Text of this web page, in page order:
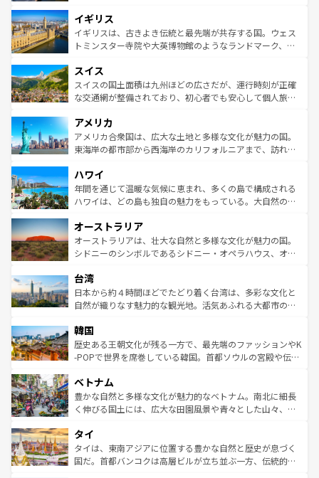
いる。シャンパンの発祥地であるランス、プロヴァンスの
香り高いラベンダー畑など、多彩な楽しみ方が可能だ。さ
らに、パリ以外の地域にも魅力が溢れており、どの街角に
れる地方に足を運ぶとそれぞれで全く異なる文化を体験で
きるだろう。 なお、新着のフランス情報はコンテンツ一覧
を参照してほしい。
顔を持つこの国は、どこを歩いても飽きることがない。ベ
ルリンの文化的活気、バイエルン州のアルプスの絶景、そ
してライン川沿いのワイン畑といった風景は必見。ビール
は、お酒好きな人にはぜひ体験してほしい。 なお、新着の
ドイツ情報はコンテンツ一覧を参照してほしい。
イギリス
イギリスは、古きよき伝統と最先端が共存する国。ウェス
トミンスター寺院や大英博物館のようなランドマーク、歴
リアごとに異なる魅力がある。また、優雅なアフタヌーン
ティー、ビール好きにはたまらない英国パブ、サッカー観
戦など、本場だからこそできる体験も豊富。イギリスを旅
ンツ一覧を参照してほしい。
スイス
スイスの国土面積は九州ほどの広さだが、運行時刻が正確
な交通網が整備されており、初心者でも安心して個人旅行
の建物がそのまま残る町や、スイスならではのユニークな
博物館もあり、アルプス観光だけでなく町歩きも満喫する
ことができる。国民の所得が高いため物価も高いが、旅行
ば市内交通費無料で観光を楽しむこともできる。 なお、新
着のスイス情報はコンテンツ一覧 を参照してほしい。
アメリカ
アメリカ合衆国は、広大な土地と多様な文化が魅力の国。
東海岸の都市部から西海岸のカリフォルニアまで、訪れる
のような巨大都市は、観光、ショッピング、エンターテイ
ンメントが詰まった刺激的なスポットだ。一方、アメリカ
西部には大自然が広がり、グランドキャニオンやイエロー
部のニューオーリンズでは、音楽と美食が融合した独特の
文化が魅力。旅行者はアメリカの各地域で異なる魅力を楽
しみながら、その多様性と豊かな歴史を感じることができ
ならではの贅沢な旅のスタイルだ。 なお、新着のアメリカ
情報はコンテンツ一覧を参照してほしい。
ハワイ
年間を通じて温暖な気候に恵まれ、多くの島で構成される
ハワイは、どの島も独自の魅力をもっている。大自然の神
ワイ島は見逃せない。また、定番の観光地といえばオアフ
島だが、静かな自然を求めるならマウイ島やカウアイ島が
おすすめ。エメラルドグリーンに輝く海をはじめ、豊かな
れるおもてなしの心で訪れる人々を迎えてくれるハワイの
人々、おいしいローカルフードやハワイアンミュージッ
ク、伝統的なフラダンスなど、すべてがハワイの魅力を彩
ワイを、存分に味わってほしい。 なお、新着のハワイ情報
はコンテンツ一覧を参照してほしい。
オーストラリア
オーストラリアは、壮大な自然と多様な文化が魅力の国。
シドニーのシンボルであるシドニー・オペラハウス、オー
リアリーフや大陸中央部にそびえるウルル（エアーズロッ
ク）、タスマニアの美しい原生林やケアンズの熱帯雨林な
ど、見どころがたくさん。また、カフェやワイン、オージ
いる。アクティビティも充実しており、サーフィンやダイ
ビング、ハイキングなど、アウトドア好きにはたまらな
い。オーストラリアの多彩な魅力を存分に味わいつくそ
参照してほしい。
台湾
日本から約４時間ほどでたどり着く台湾は、多彩な文化と
自然が織りなす魅力的な観光地。活気あふれる大都市の台
ン）、静ひつな山岳地帯である台湾東部など、都市の喧騒
と山間の静けさが共存しており、訪れる人に新しい発見と
驚きをもたらしてくれる。また、奥深い台湾の食文化も魅
容にもいいと評判のスイーツなど、バラエティ豊かな料理
が味わえる。 なお、新着の台湾情報は コンテンツ一覧を参
照してほしい。
韓国
歴史ある王朝文化が残る一方で、最先端のファッションやK
-POPで世界を席巻している韓国。首都ソウルの宮殿や伝統
き、地方に足を延ばせば四季折々の自然美を楽しむことが
できる。そして、キムチや焼肉、絶品のストリートフード
まで、さまざまな韓国料理が待っている。夜には、韓国な
リティに包まれながら、韓国の多彩な魅力を心ゆくまで味
わってみてほしい。 なお、新着の韓国情報はコンテンツ一
覧を参照してほしい。
ベトナム
豊かな自然と多様な文化が魅力的なベトナム。南北に細長
く伸びる国土には、広大な田園風景や青々とした山々、世
急速な発展と共に伝統が息づく。ハノイの古い町並みやホ
ーチミン市のフランス統治時代の建物も、独特の雰囲気を
醸し出している。また、バラエティの豊かさとおいしさで
タイ
タイは、東南アジアに位置する豊かな自然と歴史が息づく
国だ。首都バンコクは高層ビルが立ち並ぶ一方、伝統的な